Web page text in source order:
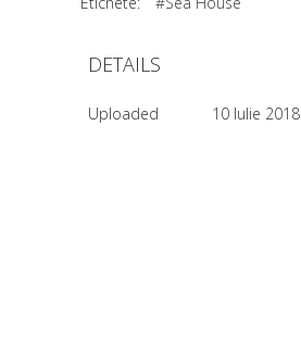
DETAILS
Uploaded 10 Iulie 2018